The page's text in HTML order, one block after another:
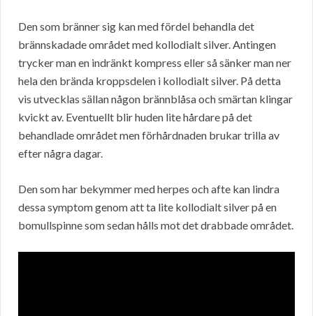
Den som bränner sig kan med fördel behandla det
brännskadade området med kollodialt silver. Antingen
trycker man en indränkt kompress eller så sänker man ner
hela den brända kroppsdelen i kollodialt silver. På detta
vis utvecklas sällan någon brännblåsa och smärtan klingar
kvickt av. Eventuellt blir huden lite hårdare på det
behandlade området men förhårdnaden brukar trilla av
efter några dagar.
Den som har bekymmer med herpes och afte kan lindra
dessa symptom genom att ta lite kollodialt silver på en
bomullspinne som sedan hålls mot det drabbade området.